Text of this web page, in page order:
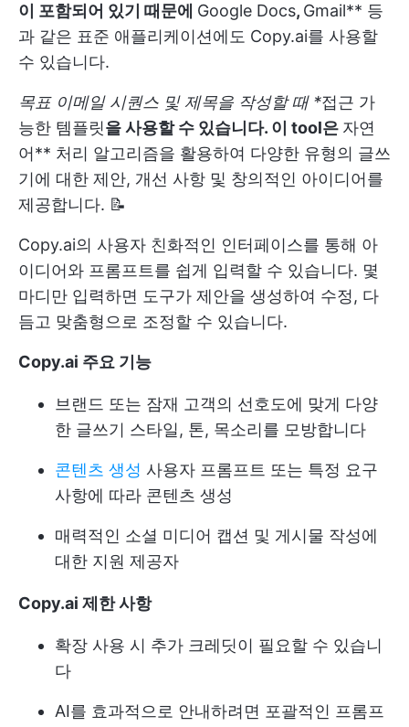
이 포함되어 있기 때문에 Google Docs, Gmail** 등
과 같은 표준 애플리케이션에도 Copy.ai를 사용할
수 있습니다.
목표 이메일 시퀀스 및 제목을 작성할 때 *접근 가
능한 템플릿을 사용할 수 있습니다. 이 tool은 자연
어** 처리 알고리즘을 활용하여 다양한 유형의 글쓰
기에 대한 제안, 개선 사항 및 창의적인 아이디어를
제공합니다. 📝
Copy.ai의 사용자 친화적인 인터페이스를 통해 아
이디어와 프롬프트를 쉽게 입력할 수 있습니다. 몇
마디만 입력하면 도구가 제안을 생성하여 수정, 다
듬고 맞춤형으로 조정할 수 있습니다.
Copy.ai 주요 기능
브랜드 또는 잠재 고객의 선호도에 맞게 다양
한 글쓰기 스타일, 톤, 목소리를 모방합니다
콘텐츠 생성 사용자 프롬프트 또는 특정 요구
사항에 따라 콘텐츠 생성
매력적인 소셜 미디어 캡션 및 게시물 작성에
대한 지원 제공자
Copy.ai 제한 사항
확장 사용 시 추가 크레딧이 필요할 수 있습니
다
AI를 효과적으로 안내하려면 포괄적인 프롬프